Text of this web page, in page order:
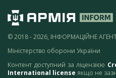
© 2018 - 2026, ІНФОРМАЦІЙНЕ
Міністерство оборони України
Контент доступний за ліцензією
International license якщо не